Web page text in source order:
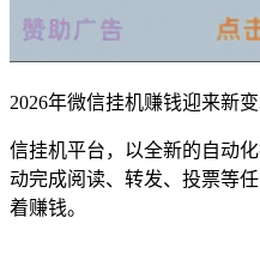
2026年微信挂机赚钱迎来新
信挂机平台，以全新的自动
动完成阅读、转发、投票等
着赚钱。